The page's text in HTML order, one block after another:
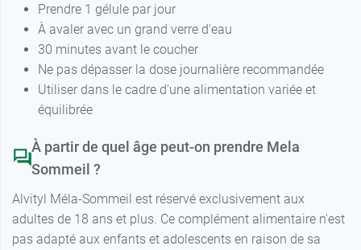
Prendre 1 gélule par jour
À avaler avec un grand verre d'eau
30 minutes avant le coucher
Ne pas dépasser la dose journalière recommandée
Utiliser dans le cadre d'une alimentation variée et
équilibrée
À partir de quel âge peut-on prendre Mela
Sommeil ?
Alvityl Méla-Sommeil est réservé exclusivement aux
adultes de 18 ans et plus. Ce complément alimentaire n'est
pas adapté aux enfants et adolescents en raison de sa